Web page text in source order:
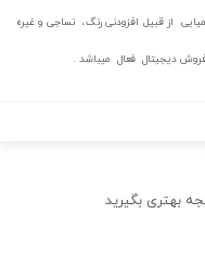
از قبیل افزودنی رنگ، نساجی و غیره
دیجیتال فعال میباشد .
بهتری بگیرید